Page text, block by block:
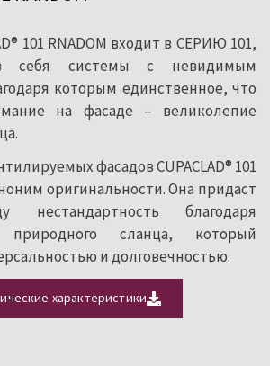
101 RNADOM входит в СЕРИЮ 101,
себя системы с невидимым
которым единственное, что
на фасаде – великолепие
фасадов CUPACLAD® 101
оригинальности. Она придаст
нестандартность благодаря
природного сланца, который
и долговечностью.
характеристики